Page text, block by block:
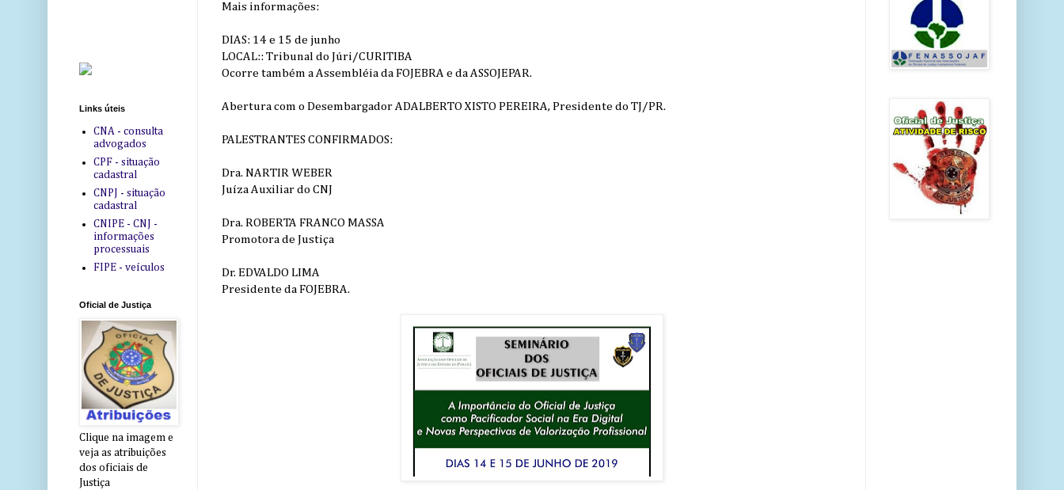
Mais informações:
DIAS: 14 e 15 de junho
LOCAL:: Tribunal do Júri/CURITIBA
Ocorre também a Assembléia da FOJEBRA e da ASSOJEPAR.
Abertura com o Desembargador ADALBERTO XISTO PEREIRA, Presidente do TJ/PR.
PALESTRANTES CONFIRMADOS:
Dra. NARTIR WEBER
Juíza Auxiliar do CNJ
Dra. ROBERTA FRANCO MASSA
Promotora de Justiça
Dr. EDVALDO LIMA
Presidente da FOJEBRA.
Links úteis
CNA - consulta
advogados
CPF - situação
cadastral
CNPJ - situação
cadastral
CNIPE - CNJ -
informações
processuais
FIPE - veículos
Oficial de Justiça
Clique na imagem e
veja as atribuições
dos oficiais de
Justiça